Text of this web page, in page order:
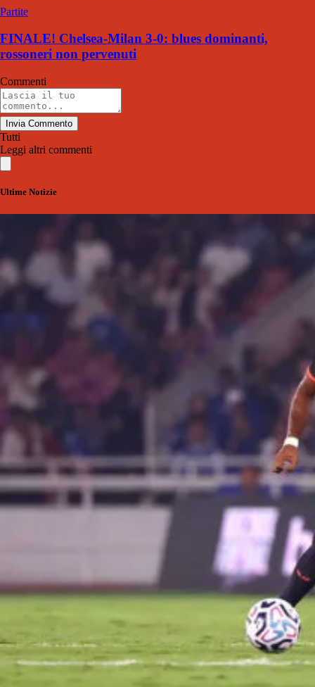
Partite
FINALE! Chelsea-Milan 3-0: blues dominanti,
rossoneri non pervenuti
Commenti
Invia Commento
Tutti
Leggi altri commenti
Ultime Notizie